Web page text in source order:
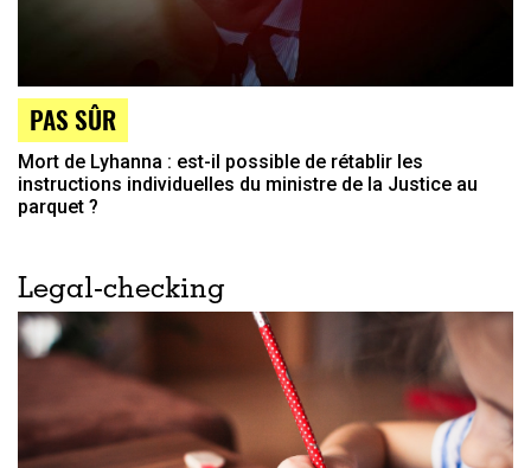
PAS SÛR
Mort de Lyhanna : est-il possible de rétablir les
instructions individuelles du ministre de la Justice au
parquet ?
Legal-checking